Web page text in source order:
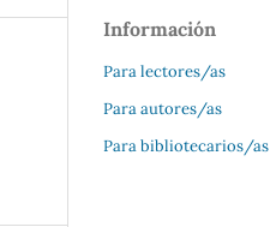
Información
Para lectores/as
Para autores/as
Para bibliotecarios/as